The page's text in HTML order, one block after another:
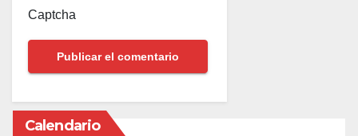
Captcha
Calendario